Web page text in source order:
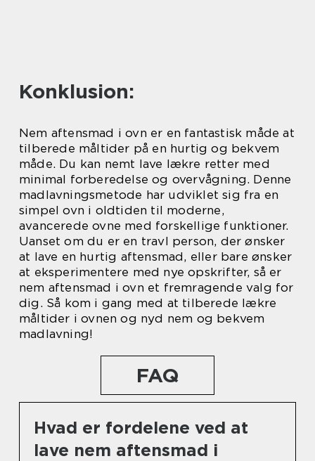
Konklusion:
Nem aftensmad i ovn er en fantastisk måde at
tilberede måltider på en hurtig og bekvem
måde. Du kan nemt lave lækre retter med
minimal forberedelse og overvågning. Denne
madlavningsmetode har udviklet sig fra en
simpel ovn i oldtiden til moderne,
avancerede ovne med forskellige funktioner.
Uanset om du er en travl person, der ønsker
at lave en hurtig aftensmad, eller bare ønsker
at eksperimentere med nye opskrifter, så er
nem aftensmad i ovn et fremragende valg for
dig. Så kom i gang med at tilberede lækre
måltider i ovnen og nyd nem og bekvem
madlavning!
FAQ
Hvad er fordelene ved at
lave nem aftensmad i